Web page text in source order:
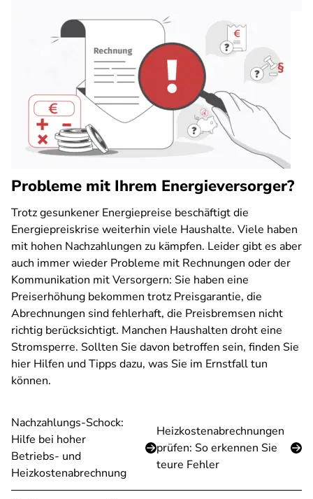
Probleme mit Ihrem Energieversorger?
Trotz gesunkener Energiepreise beschäftigt die
Energiepreiskrise weiterhin viele Haushalte. Viele haben
mit hohen Nachzahlungen zu kämpfen. Leider gibt es aber
auch immer wieder Probleme mit Rechnungen oder der
Kommunikation mit Versorgern: Sie haben eine
Preiserhöhung bekommen trotz Preisgarantie, die
Abrechnungen sind fehlerhaft, die Preisbremsen nicht
richtig berücksichtigt. Manchen Haushalten droht eine
Stromsperre. Sollten Sie davon betroffen sein, finden Sie
hier Hilfen und Tipps dazu, was Sie im Ernstfall tun
können.
Nachzahlungs-Schock:
Hilfe bei hoher
Betriebs- und
Heizkostenabrechnung
Heizkostenabrechnungen
prüfen: So erkennen Sie
teure Fehler